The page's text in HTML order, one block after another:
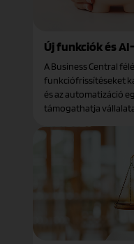
Új funkciók és
A Business Central
funkciófrissítéseket
és az automatizáció
támogathatja